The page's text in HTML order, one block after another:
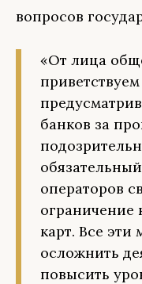
вопросов
«От лица
банков за
операторов
ограничение
карт. Все
осложнить
повысить